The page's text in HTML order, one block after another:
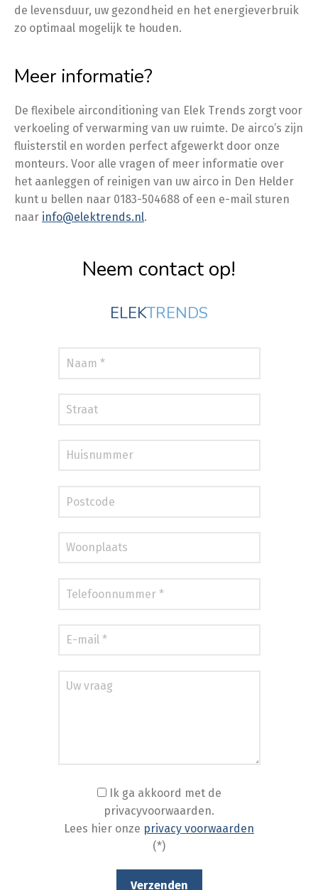
de levensduur, uw gezondheid en het energieverbruik
zo optimaal mogelijk te houden.
Meer informatie?
De flexibele airconditioning van Elek Trends zorgt voor
verkoeling of verwarming van uw ruimte. De airco’s zijn
fluisterstil en worden perfect afgewerkt door onze
monteurs. Voor alle vragen of meer informatie over
het aanleggen of reinigen van uw airco in Den Helder
kunt u bellen naar 0183-504688 of een e-mail sturen
naar info@elektrends.nl.
Neem contact op!
ELEKTRENDS
Ik ga akkoord met de
privacyvoorwaarden.
Lees hier onze privacy voorwaarden
(*)